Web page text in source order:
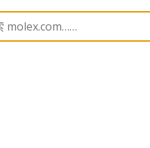
73391 733910970